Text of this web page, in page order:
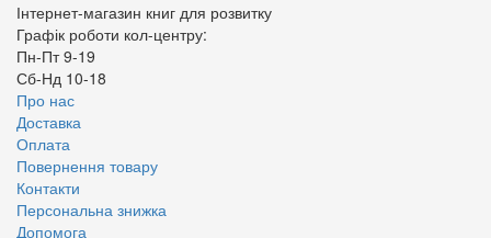
Інтернет-магазин книг для розвитку
Графік роботи кол-центру:
Пн-Пт 9-19
Сб-Нд 10-18
Про нас
Доставка
Оплата
Повернення товару
Контакти
Персональна знижка
Допомога